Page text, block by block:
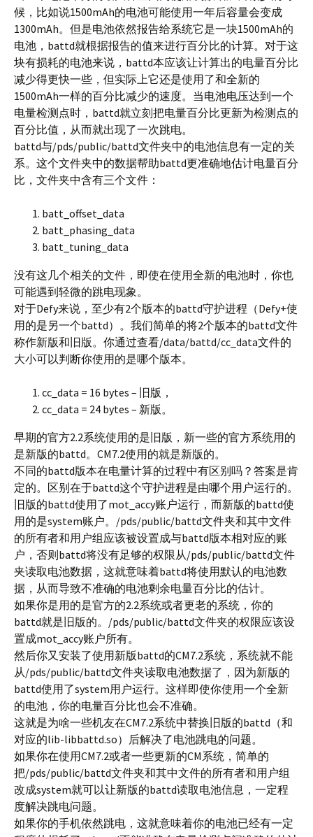
候，比如说1500mAh的电池可能使用一年后容量会变成
1300mAh。但是电池依然报告给系统它是一块1500mAh的
电池，battd就根据报告的值来进行百分比的计算。对于这
块有损耗的电池来说，battd本应该让计算出的电量百分比
减少得更快一些，但实际上它还是使用了和全新的
1500mAh一样的百分比减少的速度。当电池电压达到一个
电量检测点时，battd就立刻把电量百分比更新为检测点的
百分比值，从而就出现了一次跳电。
battd与/pds/public/battd文件夹中的电池信息有一定的关
系。这个文件夹中的数据帮助battd更准确地估计电量百分
比，文件夹中含有三个文件：
batt_offset_data
batt_phasing_data
batt_tuning_data
没有这几个相关的文件，即使在使用全新的电池时，你也
可能遇到轻微的跳电现象。
对于Defy来说，至少有2个版本的battd守护进程（Defy+使
用的是另一个battd）。我们简单的将2个版本的battd文件
称作新版和旧版。你通过查看/data/battd/cc_data文件的
大小可以判断你使用的是哪个版本。
cc_data = 16 bytes – 旧版，
cc_data = 24 bytes – 新版。
早期的官方2.2系统使用的是旧版，新一些的官方系统用的
是新版的battd。CM7.2使用的就是新版的。
不同的battd版本在电量计算的过程中有区别吗？答案是肯
定的。区别在于battd这个守护进程是由哪个用户运行的。
旧版的battd使用了mot_accy账户运行，而新版的battd使
用的是system账户。/pds/public/battd文件夹和其中文件
的所有者和用户组应该被设置成与battd版本相对应的账
户，否则battd将没有足够的权限从/pds/public/battd文件
夹读取电池数据，这就意味着battd将使用默认的电池数
据，从而导致不准确的电池剩余电量百分比的估计。
如果你是用的是官方的2.2系统或者更老的系统，你的
battd就是旧版的。/pds/public/battd文件夹的权限应该设
置成mot_accy账户所有。
然后你又安装了使用新版battd的CM7.2系统，系统就不能
从/pds/public/battd文件夹读取电池数据了，因为新版的
battd使用了system用户运行。这样即使你使用一个全新
的电池，你的电量百分比也会不准确。
这就是为啥一些机友在CM7.2系统中替换旧版的battd（和
对应的lib-libbattd.so）后解决了电池跳电的问题。
如果你在使用CM7.2或者一些更新的CM系统，简单的
把/pds/public/battd文件夹和其中文件的所有者和用户组
改成system就可以让新版的battd读取电池信息，一定程
度解决跳电问题。
如果你的手机依然跳电，这就意味着你的电池已经有一定